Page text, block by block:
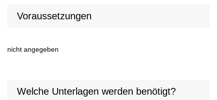
Voraussetzungen
nicht angegeben
Welche Unterlagen werden benötigt?